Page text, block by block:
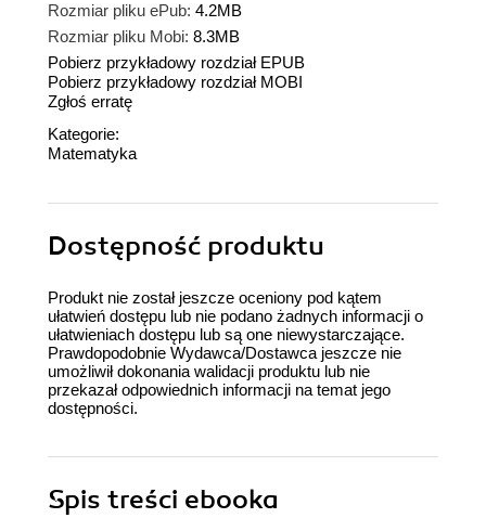
Rozmiar pliku ePub: 4.2MB
Rozmiar pliku Mobi: 8.3MB
Pobierz przykładowy rozdział EPUB
Pobierz przykładowy rozdział MOBI
Zgłoś erratę
Kategorie:
Matematyka
Dostępność produktu
Produkt nie został jeszcze oceniony pod kątem
ułatwień dostępu lub nie podano żadnych informacji o
ułatwieniach dostępu lub są one niewystarczające.
Prawdopodobnie Wydawca/Dostawca jeszcze nie
umożliwił dokonania walidacji produktu lub nie
przekazał odpowiednich informacji na temat jego
dostępności.
Spis treści ebooka